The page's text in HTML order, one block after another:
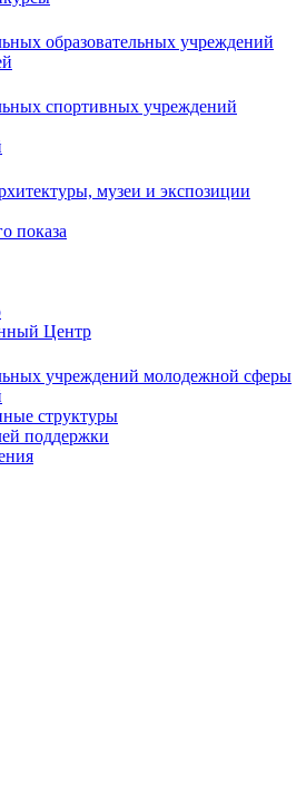
образовательных учреждений
спортивных учреждений
музеи и экспозиции
показа
Центр
учреждений молодежной сферы
структуры
поддержки